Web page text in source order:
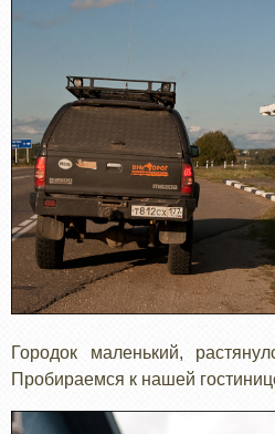
Городок маленький,
Пробираемся к нашей